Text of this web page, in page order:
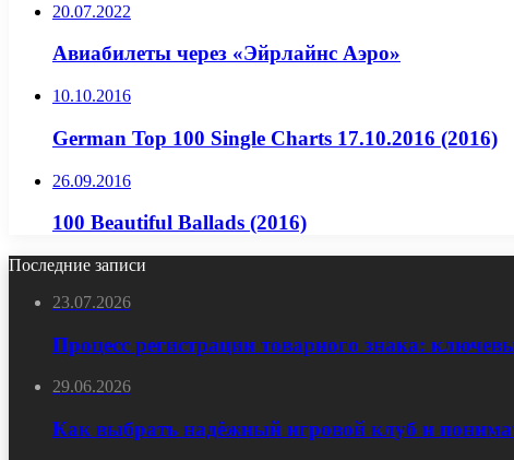
20.07.2022
Авиабилеты через «Эйрлайнс Аэро»
10.10.2016
German Top 100 Single Charts 17.10.2016 (2016)
26.09.2016
100 Beautiful Ballads (2016)
Последние записи
23.07.2026
Процесс регистрации товарного знака:
29.06.2026
Как выбрать надёжный игровой клуб и